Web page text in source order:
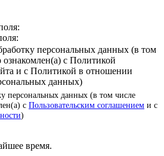
персональных данных (в том
с Политикой
и с Политикой в отношении
данных)
персональных данных (в том числе
с Пользовательским соглашением и с
)
время.